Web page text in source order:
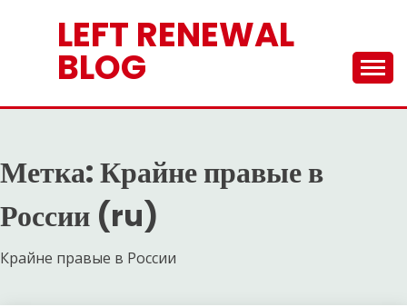
содержимомуLEFT RENEWAL
BLOG
Метка:Крайне правые в
России (ru)
Крайне правые в России